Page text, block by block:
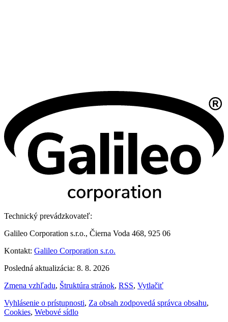
Technický prevádzkovateľ:
Galileo Corporation s.r.o., Čierna Voda 468, 925 06
Kontakt: Galileo Corporation s.r.o.
Posledná aktualizácia: 8. 8. 2026
Zmena vzhľadu, Štruktúra stránok, RSS, Vytlačiť
Vyhlásenie o prístupnosti, Za obsah zodpovedá správca obsahu,
Cookies, Webové sídlo